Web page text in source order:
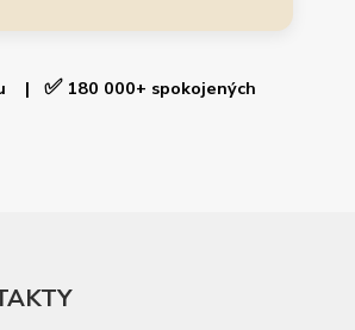
| ✅180 000+ spokojených